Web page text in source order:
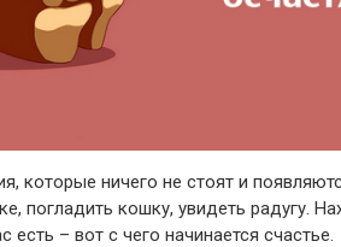
которые ничего не стоят и
погладить кошку, увидеть радугу.
есть – вот с чего начинается счастье.